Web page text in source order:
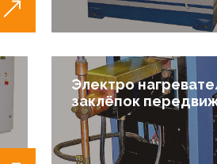
Электро
заклёпок